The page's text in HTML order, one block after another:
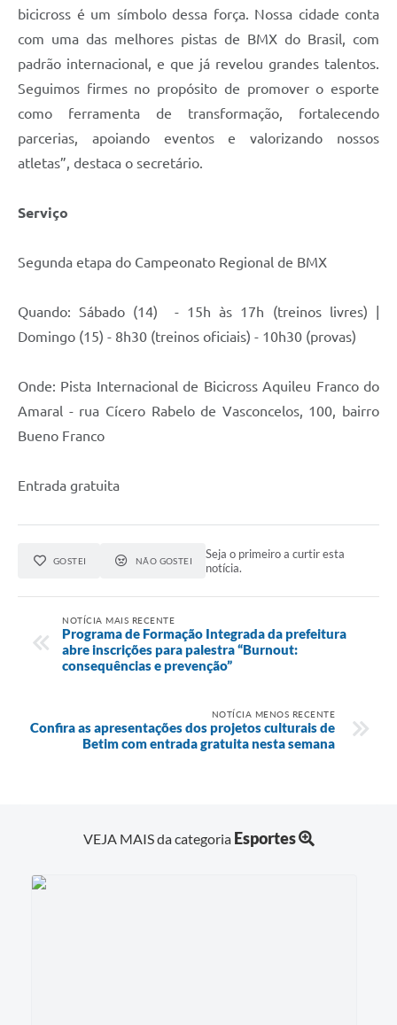
bicicross é um símbolo dessa força. Nossa cidade conta
com uma das melhores pistas de BMX do Brasil, com
padrão internacional, e que já revelou grandes talentos.
Seguimos firmes no propósito de promover o esporte
como ferramenta de transformação, fortalecendo
parcerias, apoiando eventos e valorizando nossos
atletas”, destaca o secretário.
Serviço
Segunda etapa do Campeonato Regional de BMX
Quando: Sábado (14) - 15h às 17h (treinos livres) |
Domingo (15) - 8h30 (treinos oficiais) - 10h30 (provas)
Onde: Pista Internacional de Bicicross Aquileu Franco do
Amaral - rua Cícero Rabelo de Vasconcelos, 100, bairro
Bueno Franco
Entrada gratuita
GOSTEI NÃO GOSTEI
Seja o primeiro a curtir esta
notícia.
NOTÍCIA MAIS RECENTE
Programa de Formação Integrada da prefeitura
abre inscrições para palestra “Burnout:
consequências e prevenção”
NOTÍCIA MENOS RECENTE
Confira as apresentações dos projetos culturais de
Betim com entrada gratuita nesta semana
VEJA MAIS da categoria Esportes